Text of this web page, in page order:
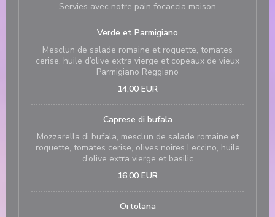
Servies avec notre pain focaccia maison
Verde et Parmigiano
Mesclun de salade romaine et roquette, tomates
cerise, huile d’olive extra vierge et copeaux de vieux
Parmigiano Reggiano
14,00 EUR
Caprese di bufala
Mozzarella di bufala, mesclun de salade romaine et
roquette, tomates cerise, olives noires Leccino, huile
d’olive extra vierge et basilic
16,00 EUR
Ortolana